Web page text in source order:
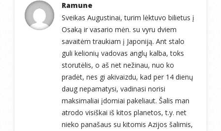
Ramune
Sveikas Augustinai, turim lėktuvo bilietus į
Osaką ir vasario mėn. su vyru dviem
savaitėm traukiam į Japoniją. Ant stalo
guli kelionių vadovas anglų kalba, toks
storutėlis, o aš net nežinau, nuo ko
pradėt, nes gi akivaizdu, kad per 14 dienų
daug nepamatysi, vadinasi norisi
maksimaliai įdomiai pakeliaut. Šalis man
atrodo visiškai iš kitos planetos, t.y. net
nieko panašaus su kitomis Azijos šalimis,